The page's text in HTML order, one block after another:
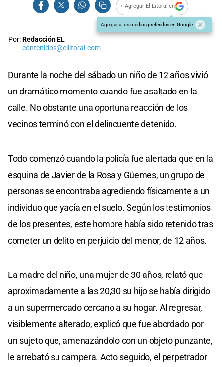
+ Agregar El Litoral en
Agregar a tus medios preferidos en Google
Por:Redacción EL
contenidos@ellitoral.com
Durante la noche del sábado un niño de 12 años vivió
un dramático momento cuando fue asaltado en la
calle. No obstante una oportuna reacción de los
vecinos terminó con el delincuente detenido.
Todo comenzó cuando la policía fue alertada que en la
esquina de Javier de la Rosa y Güemes, un grupo de
personas se encontraba agrediendo físicamente a un
individuo que yacía en el suelo. Según los testimonios
de los presentes, este hombre había sido retenido tras
cometer un delito en perjuicio del menor, de 12 años.
La madre del niño, una mujer de 30 años, relató que
aproximadamente a las 20,30 su hijo se había dirigido
a un supermercado cercano a su hogar. Al regresar,
visiblemente alterado, explicó que fue abordado por
un sujeto que, amenazándolo con un objeto punzante,
le arrebató su campera. Acto seguido, el perpetrador